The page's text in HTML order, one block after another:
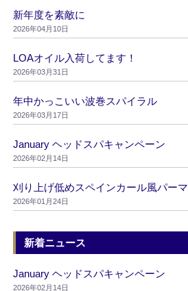
新年度を素敵に
2026年04月10日
LOAオイル入荷してます！
2026年03月31日
年中かっこいい波巻スパイラル
2026年03月17日
January ヘッドスパキャンペーン
2026年02月14日
刈り上げ低めスペインカール風パーマ
2026年01月24日
新着ニュース
January ヘッドスパキャンペーン
2026年02月14日